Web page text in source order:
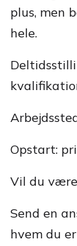
plus, men
hele.
Opstart:
Vil du
Send en
hvem du